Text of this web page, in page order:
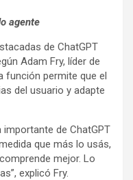
agente
de ChatGPT
Adam Fry, líder de
función permite que el
del usuario y adapte
de ChatGPT
que más lo usás,
mejor. Lo
explicó Fry.